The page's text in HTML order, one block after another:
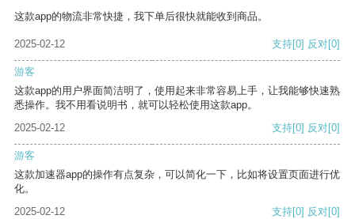
这款app的物流非常快捷，我下单后很快就能收到商品。
2025-02-12 支持[0] 反对[0]
游客
这款app的用户界面简洁明了，使用起来非常容易上手，让我能够快速熟
悉操作。我不用看说明书，就可以轻松使用这款app。
2025-02-12
支持[0] 反对[0]
游客
这款加速器app的操作有点复杂，可以简化一下，比如将设置页面进行优
化。
2025-02-12
支持[0] 反对[0]